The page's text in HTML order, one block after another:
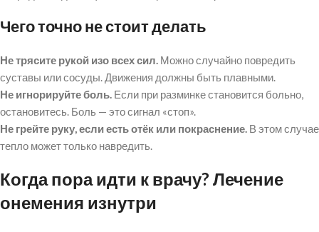
Чего точно не стоит делать
Не трясите рукой изо всех сил. Можно случайно повредить
суставы или сосуды. Движения должны быть плавными.
Не игнорируйте боль. Если при разминке становится больно,
остановитесь. Боль — это сигнал «стоп».
Не грейте руку, если есть отёк или покраснение. В этом случае
тепло может только навредить.
Когда пора идти к врачу? Лечение
онемения изнутри